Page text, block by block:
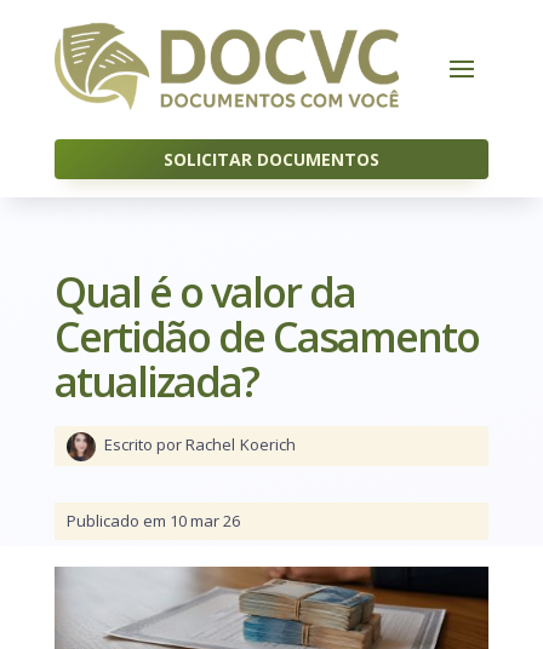
SOLICITAR DOCUMENTOS
Qual é o valor da
Certidão de Casamento
atualizada?
Escrito por Rachel Koerich
Publicado em 10 mar 26